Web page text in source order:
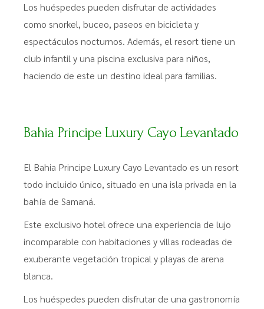
Los huéspedes pueden disfrutar de actividades
como snorkel, buceo, paseos en bicicleta y
espectáculos nocturnos. Además, el resort tiene un
club infantil y una piscina exclusiva para niños,
haciendo de este un destino ideal para familias.
Bahia Principe Luxury Cayo Levantado
El Bahia Principe Luxury Cayo Levantado es un resort
todo incluido único, situado en una isla privada en la
bahía de Samaná.
Este exclusivo hotel ofrece una experiencia de lujo
incomparable con habitaciones y villas rodeadas de
exuberante vegetación tropical y playas de arena
blanca.
Los huéspedes pueden disfrutar de una gastronomía